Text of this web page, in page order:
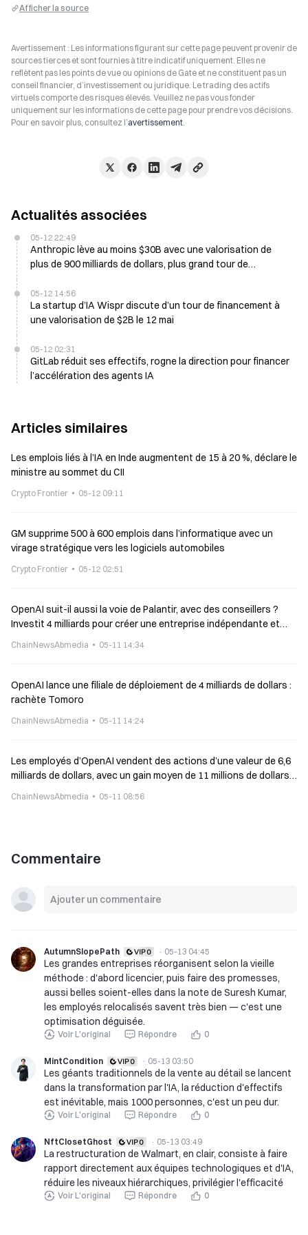
Afficher la source
Avertissement : Les informations figurant sur cette page peuvent provenir de
sources tierces et sont fournies à titre indicatif uniquement. Elles ne
reflètent pas les points de vue ou opinions de Gate et ne constituent pas un
conseil financier, d’investissement ou juridique. Le trading des actifs
virtuels comporte des risques élevés. Veuillez ne pas vous fonder
uniquement sur les informations de cette page pour prendre vos décisions.
Pour en savoir plus, consultez l’avertissement.
Actualités associées
05-12 22:49
Anthropic lève au moins $30B avec une valorisation de
plus de 900 milliards de dollars, plus grand tour de
05-12 14:56
La startup d’IA Wispr discute d’un tour de financement à
une valorisation de $2B le 12 mai
05-12 02:31
GitLab réduit ses effectifs, rogne la direction pour financer
l’accélération des agents IA
Articles similaires
Les emplois liés à l’IA en Inde augmentent de 15 à 20 %, déclare le
ministre au sommet du CII
Crypto Frontier 05-12 09:11
GM supprime 500 à 600 emplois dans l’informatique avec un
virage stratégique vers les logiciels automobiles
Crypto Frontier 05-12 02:51
OpenAI suit-il aussi la voie de Palantir, avec des conseillers ?
Investit 4 milliards pour créer une entreprise indépendante et
ChainNewsAbmedia 05-11 14:34
OpenAI lance une filiale de déploiement de 4 milliards de dollars :
rachète Tomoro
ChainNewsAbmedia 05-11 14:24
Les employés d’OpenAI vendent des actions d’une valeur de 6,6
milliards de dollars, avec un gain moyen de 11 millions de dollars
ChainNewsAbmedia 05-11 08:56
Commentaire
AutumnSlopePath · 05-13 04:45
Les grandes entreprises réorganisent selon la vieille
méthode : d'abord licencier, puis faire des promesses,
aussi belles soient-elles dans la note de Suresh Kumar,
les employés relocalisés savent très bien — c'est une
optimisation déguisée.
Voir L'original Répondre 0
MintCondition · 05-13 03:50
Les géants traditionnels de la vente au détail se lancent
dans la transformation par l'IA, la réduction d'effectifs
est inévitable, mais 1000 personnes, c'est un peu dur.
Voir L'original Répondre 0
NftClosetGhost · 05-13 03:49
La restructuration de Walmart, en clair, consiste à faire
rapport directement aux équipes technologiques et d'IA,
réduire les niveaux hiérarchiques, privilégier l'efficacité
Voir L'original Répondre 0